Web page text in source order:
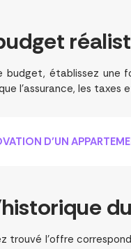
budget, établissez une
l’assurance, les
D’UN
historique
trouvé l’offre